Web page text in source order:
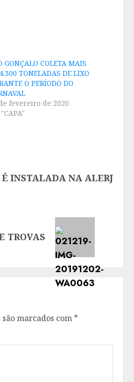
GONÇALO COLETA MAIS
TONELADAS DE LIXO
O PERÍODO DO
fevereiro de 2020
INSTALADA NA ALERJ
TROVAS
marcados com *